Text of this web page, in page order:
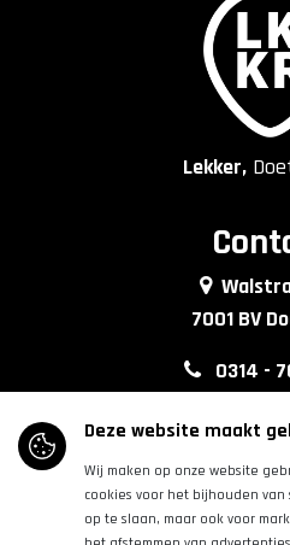
Lekker,
7001 BV
0314 -
Volg
Deze website maakt
Wij maken op onze website
cookies voor het bijhouden
op te slaan, maar ook voor